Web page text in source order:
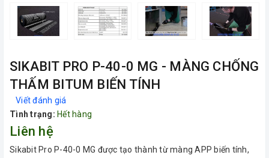
SIKABIT PRO P-40-0 MG - MÀNG CHỐNG
THẤM BITUM BIẾN TÍNH
Viết đánh giá
Tình trạng: Hết hàng
Liên hệ
Sikabit Pro P-40-0 MG được tạo thành từ màng APP biến tính,